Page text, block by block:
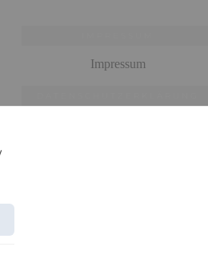
Impressum